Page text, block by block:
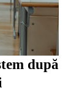
după